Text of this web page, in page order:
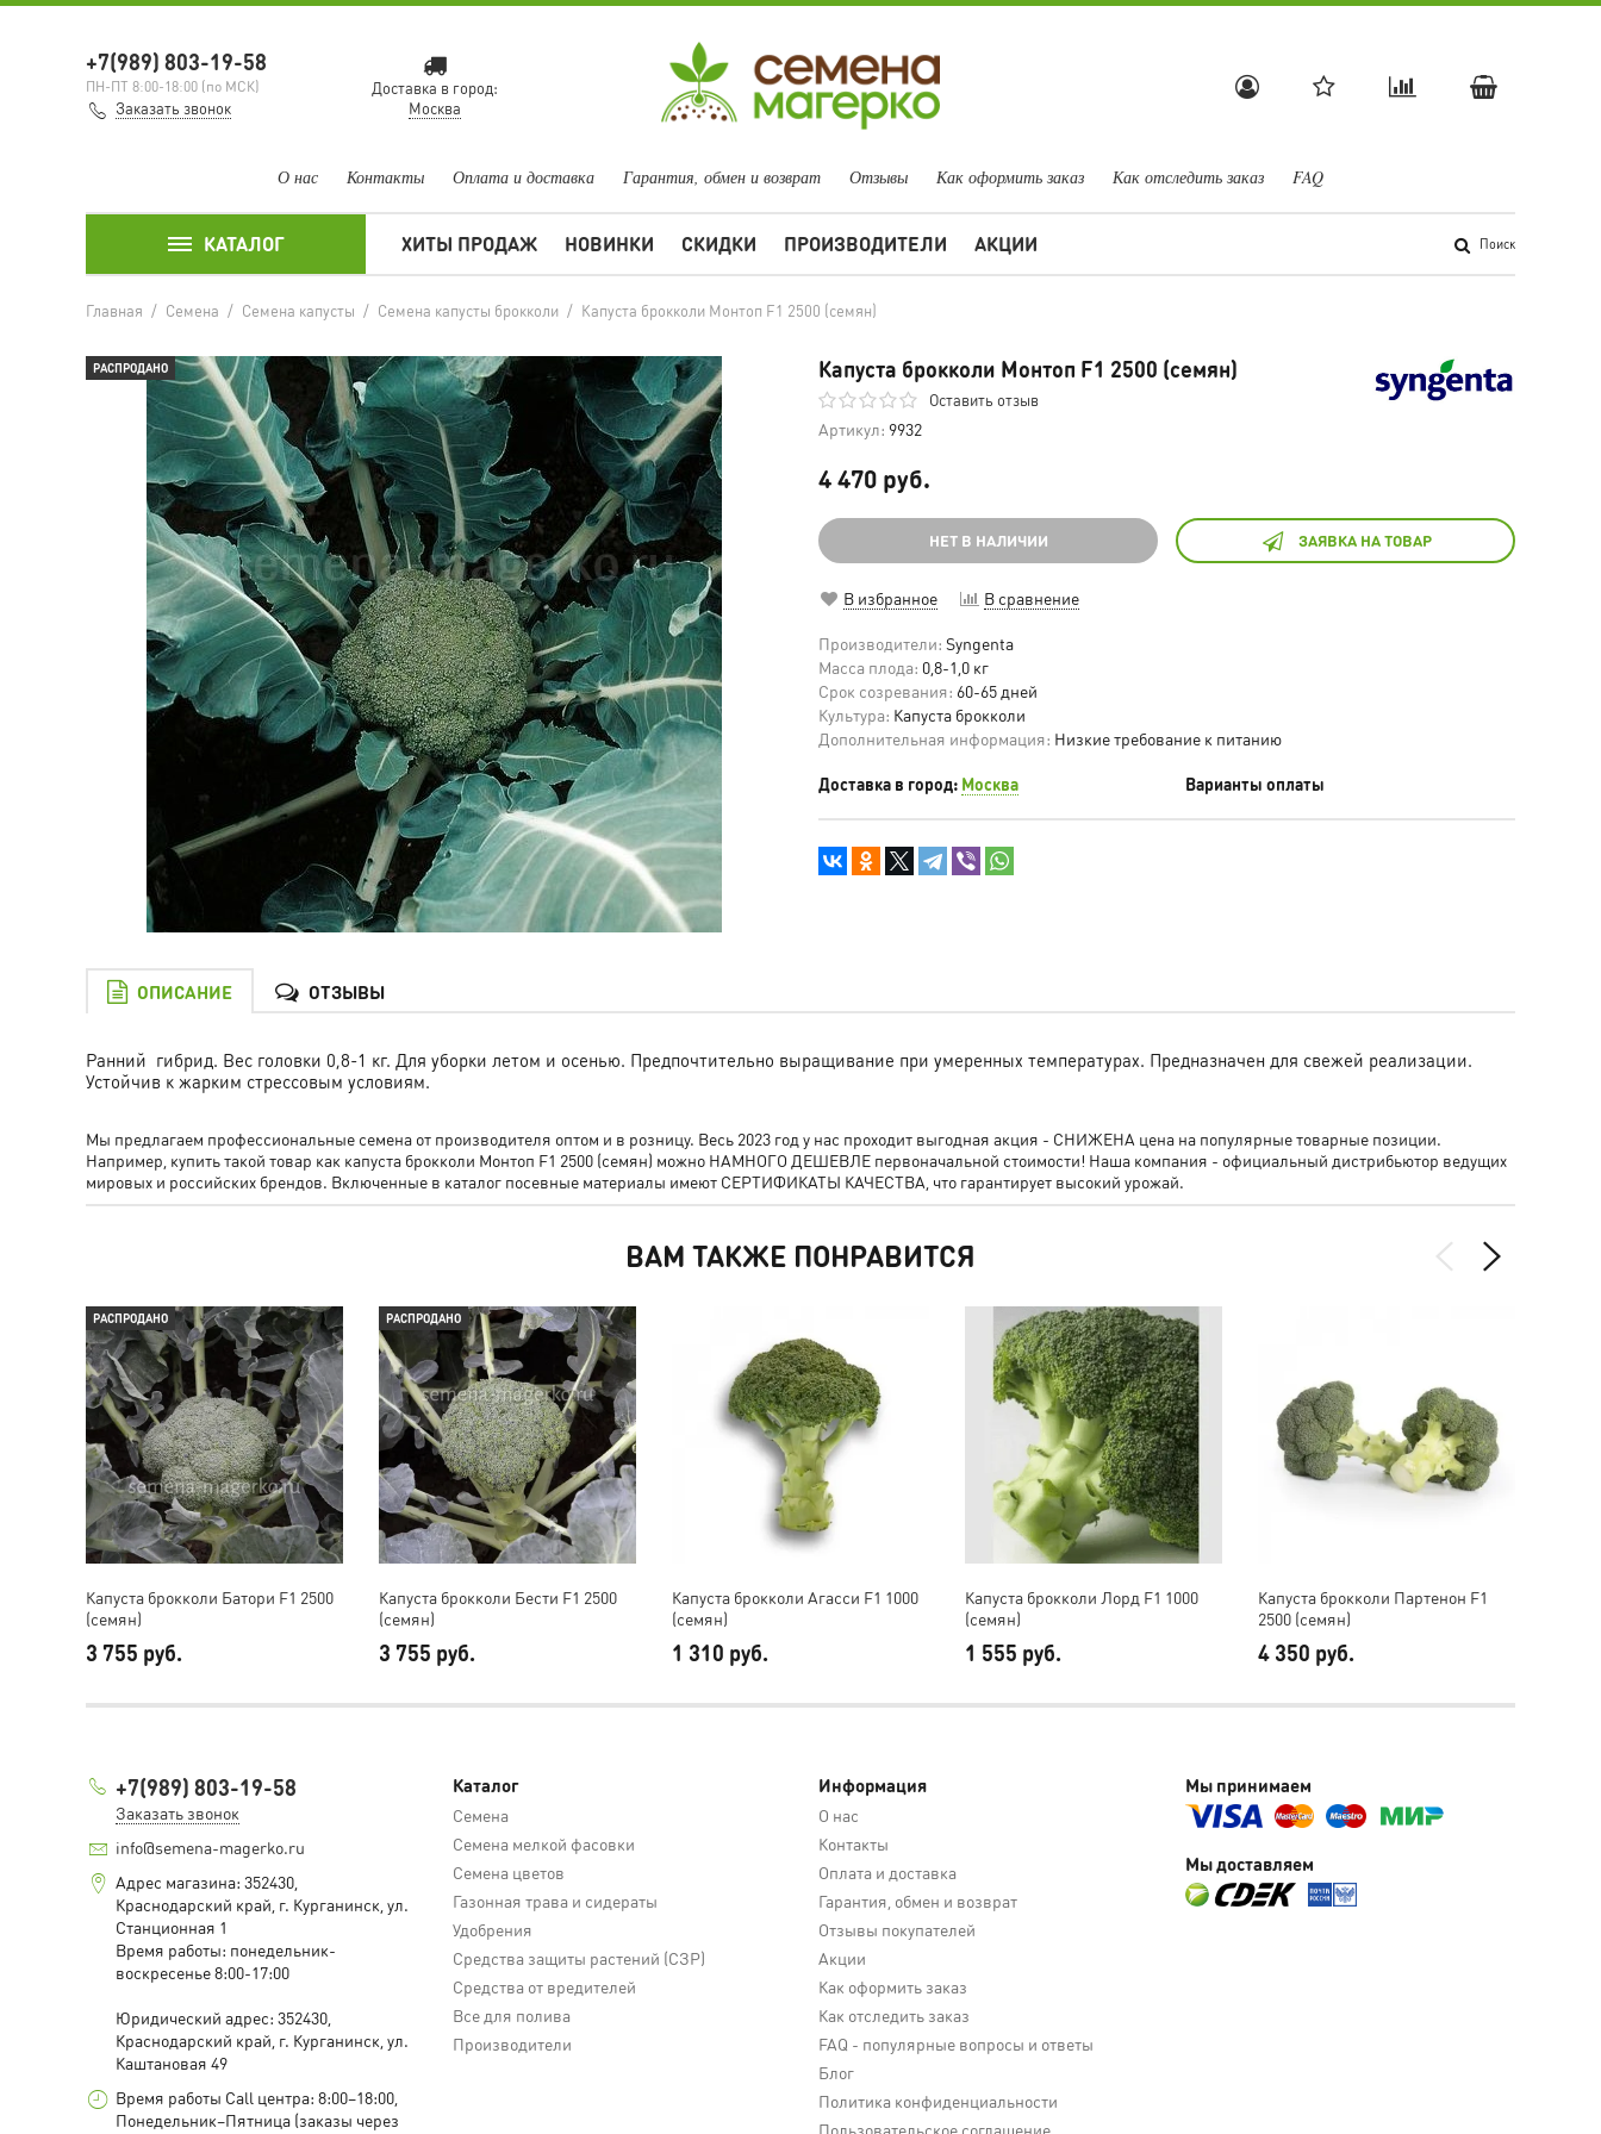
+7(989) 803-19-58
ПН-ПТ 8:00-18:00 (по МСК)
Заказать звонок
Доставка в город:
Москва
О нас Контакты Оплата и доставка Гарантия, обмен и возврат Отзывы Как оформить заказ Как отследить заказ FAQ
КАТАЛОГ ХИТЫ ПРОДАЖ НОВИНКИ СКИДКИ ПРОИЗВОДИТЕЛИ АКЦИИ Поиск
Главная / Семена / Семена капусты / Семена капусты брокколи / Капуста брокколи Монтоп F1 2500 (семян)
РАСПРОДАНО Капуста брокколи Монтоп F1 2500 (семян)
Оставить отзыв
Артикул: 9932
4 470 руб.
НЕТ В НАЛИЧИИ ЗАЯВКА НА ТОВАР
В избранное В сравнение
Производители: Syngenta
Масса плода: 0,8-1,0 кг
Срок созревания: 60-65 дней
Культура: Капуста брокколи
Дополнительная информация: Низкие требование к питанию
Доставка в город: Москва Варианты оплаты
ОПИСАНИЕ ОТЗЫВЫ
Ранний гибрид. Вес головки 0,8-1 кг. Для уборки летом и осенью. Предпочтительно выращивание при умеренных температурах. Предназначен для свежей реализации.
Устойчив к жарким стрессовым условиям.
Мы предлагаем профессиональные семена от производителя оптом и в розницу. Весь 2023 год у нас проходит выгодная акция - СНИЖЕНА цена на популярные товарные позиции.
Например, купить такой товар как капуста брокколи Монтоп F1 2500 (семян) можно НАМНОГО ДЕШЕВЛЕ первоначальной стоимости! Наша компания - официальный дистрибьютор ведущих
мировых и российских брендов. Включенные в каталог посевные материалы имеют СЕРТИФИКАТЫ КАЧЕСТВА, что гарантирует высокий урожай.
ВАМ ТАКЖЕ ПОНРАВИТСЯ
РАСПРОДАНО
Капуста брокколи Батори F1 2500
(семян)
3 755 руб.
РАСПРОДАНО
Капуста брокколи Бести F1 2500
(семян)
3 755 руб.
Капуста брокколи Агасси F1 1000
(семян)
1 310 руб.
Капуста брокколи Лорд F1 1000
(семян)
1 555 руб.
Капуста брокколи Партенон F1
2500 (семян)
4 350 руб.
Каталог
Семена
Семена мелкой фасовки
Семена цветов
Газонная трава и сидераты
Удобрения
Средства защиты растений (СЗР)
Средства от вредителей
Все для полива
Производители
Информация
О нас
Контакты
Оплата и доставка
Гарантия, обмен и возврат
Отзывы покупателей
Акции
Как оформить заказ
Как отследить заказ
FAQ - популярные вопросы и ответы
Блог
Политика конфиденциальности
Пользовательское соглашение
Мы принимаем
Мы доставляем
+7(989) 803-19-58
Заказать звонок
info@semena-magerko.ru
Адрес магазина: 352430,
Краснодарский край, г. Курганинск, ул.
Станционная 1
Время работы: понедельник-
воскресенье 8:00-17:00
Юридический адрес: 352430,
Краснодарский край, г. Курганинск, ул.
Каштановая 49
Время работы Call центра: 8:00–18:00,
Понедельник–Пятница (заказы через